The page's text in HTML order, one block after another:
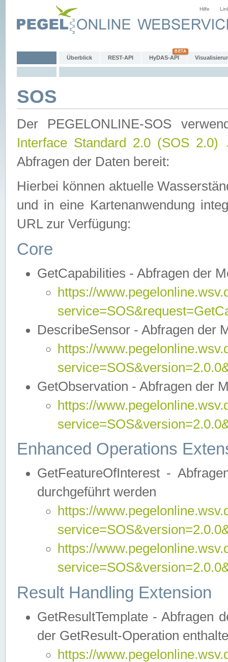
Hilfe
Überblick REST-API HyDAS-API
SOS
Der PEGELONLINE-SOS
Interface Standard 2.0 (SOS 2.0)
Abfragen der Daten bereit:
Hierbei können aktuelle
und in eine Kartenanwendung
URL zur Verfügung:
Core
GetCapabilities - Abfragen der
https://
DescribeSensor - Abfragen der
https://
GetObservation - Abfragen der
https://
Enhanced Operations
GetFeatureOfInterest -
durchgeführt werden
https://
https://
Result Handling Extension
GetResultTemplate - Abfragen
der GetResult-Operation
https://